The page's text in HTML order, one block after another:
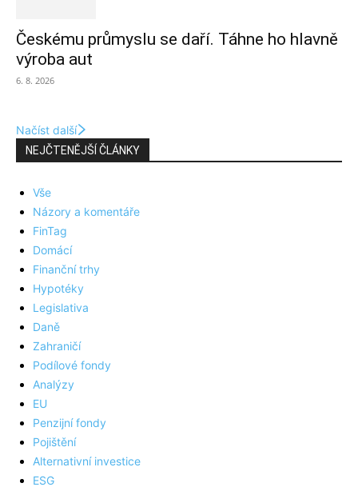
Českému průmyslu se daří. Táhne ho hlavně
výroba aut
6. 8. 2026
Načíst další
NEJČTENĚJŠÍ ČLÁNKY
Vše
Názory a komentáře
FinTag
Domácí
Finanční trhy
Hypotéky
Legislativa
Daně
Zahraničí
Podílové fondy
Analýzy
EU
Penzijní fondy
Pojištění
Alternativní investice
ESG